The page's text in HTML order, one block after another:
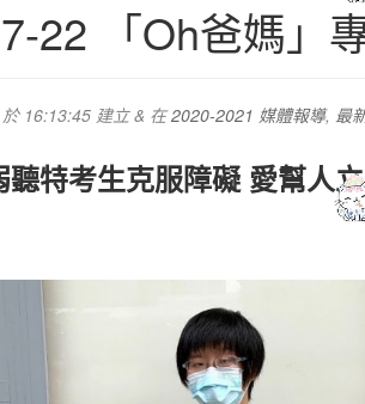
22 「Oh爸媽」
於 16:13:45 建立& 在2020-2021 媒體報導, 最
聽特考生克服障礙 愛幫人